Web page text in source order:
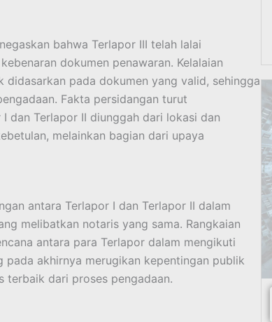
bahwa Terlapor III telah lalai
dokumen penawaran. Kelalaian
pada dokumen yang valid, sehingga
Fakta persidangan turut
dan Terlapor II diunggah dari lokasi dan
melainkan bagian dari upaya
antara Terlapor I dan Terlapor II dalam
melibatkan notaris yang sama. Rangkaian
antara para Terlapor dalam mengikuti
pada akhirnya merugikan kepentingan publik
terbaik dari proses pengadaan.